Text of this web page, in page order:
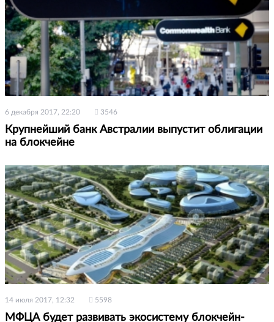
6 декабря 2017, 22:20 3546
Крупнейший банк Австралии выпустит облигации
на блокчейне
14 июля 2017, 12:32 5598
МФЦА будет развивать экосистему блокчейн-